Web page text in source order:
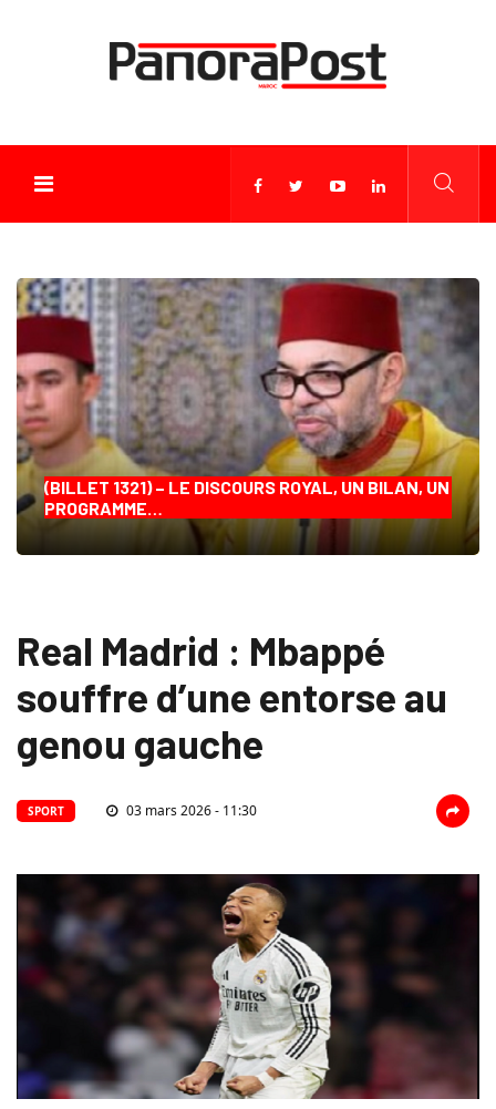
(BILLET 1321) – LE DISCOURS ROYAL, UN BILAN, UN
PROGRAMME…
Real Madrid : Mbappé
souffre d’une entorse au
genou gauche
SPORT 03 mars 2026 - 11:30